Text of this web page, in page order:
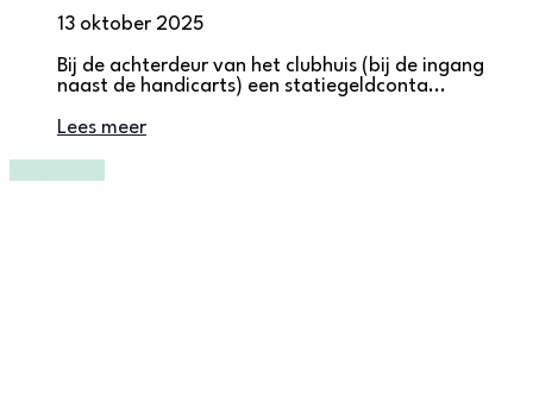
13 oktober 2025
Bij de achterdeur van het clubhuis (bij de ingang
naast de handicarts) een statiegeldconta...
Lees meer